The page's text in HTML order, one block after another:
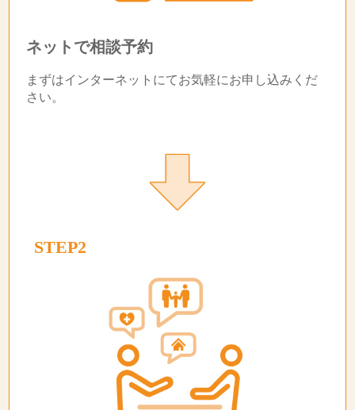
ネットで相談予約
まずはインターネットにてお気軽にお申し込みくだ
さい。
STEP2